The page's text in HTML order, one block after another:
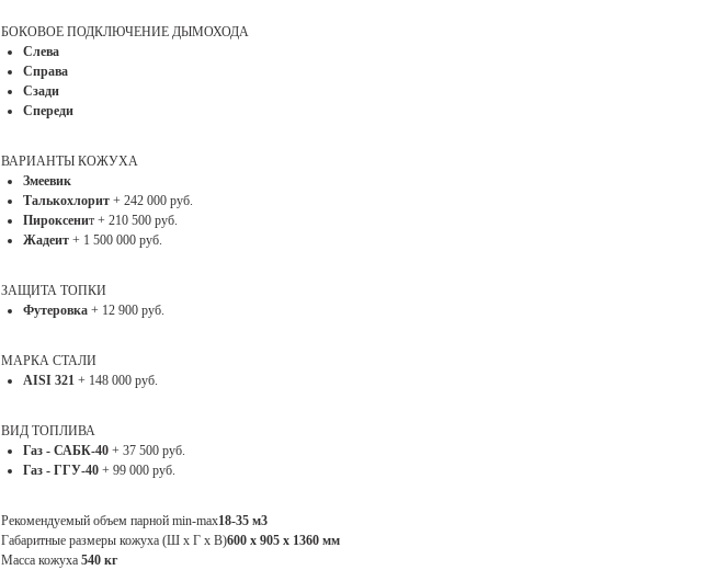
БОКОВОЕ ПОДКЛЮЧЕНИЕ ДЫМОХОДА
Слева
Справа
Сзади
Спереди
ВАРИАНТЫ КОЖУХА
Змеевик
Талькохлорит + 242 000 руб.
Пироксенит + 210 500 руб.
Жадеит + 1 500 000 руб.
ЗАЩИТА ТОПКИ
Футеровка + 12 900 руб.
МАРКА СТАЛИ
AISI 321 + 148 000 руб.
ВИД ТОПЛИВА
Газ - САБК-40 + 37 500 руб.
Газ - ГГУ-40 + 99 000 руб.
Рекомендуемый объем парной min-max18-35 м3
Габаритные размеры кожуха (Ш х Г х В)600 х 905 х 1360 мм
Масса кожуха 540 кг